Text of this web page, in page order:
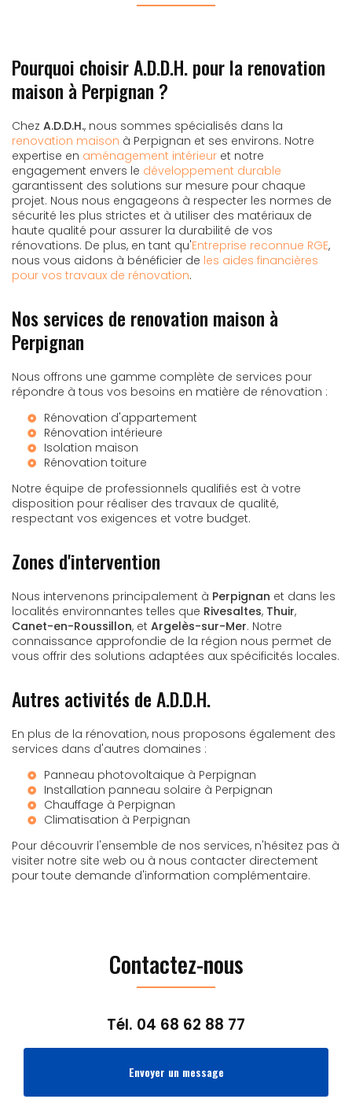
Pourquoi choisir A.D.D.H. pour la renovation
maison à Perpignan ?
Chez A.D.D.H., nous sommes spécialisés dans la
renovation maison à Perpignan et ses environs. Notre
expertise en aménagement intérieur et notre
engagement envers le développement durable
garantissent des solutions sur mesure pour chaque
projet. Nous nous engageons à respecter les normes de
sécurité les plus strictes et à utiliser des matériaux de
haute qualité pour assurer la durabilité de vos
rénovations. De plus, en tant qu'Entreprise reconnue RGE,
nous vous aidons à bénéficier de les aides financières
pour vos travaux de rénovation.
Nos services de renovation maison à
Perpignan
Nous offrons une gamme complète de services pour
répondre à tous vos besoins en matière de rénovation :
Rénovation d'appartement
Rénovation intérieure
Isolation maison
Rénovation toiture
Notre équipe de professionnels qualifiés est à votre
disposition pour réaliser des travaux de qualité,
respectant vos exigences et votre budget.
Zones d'intervention
Nous intervenons principalement à Perpignan et dans les
localités environnantes telles que Rivesaltes, Thuir,
Canet-en-Roussillon, et Argelès-sur-Mer. Notre
connaissance approfondie de la région nous permet de
vous offrir des solutions adaptées aux spécificités locales.
Autres activités de A.D.D.H.
En plus de la rénovation, nous proposons également des
services dans d'autres domaines :
Panneau photovoltaique à Perpignan
Installation panneau solaire à Perpignan
Chauffage à Perpignan
Climatisation à Perpignan
Pour découvrir l'ensemble de nos services, n'hésitez pas à
visiter notre site web ou à nous contacter directement
pour toute demande d'information complémentaire.
Contactez-nous
Tél. 04 68 62 88 77
Envoyer un message